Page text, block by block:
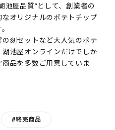
池屋品質”として、創業者の
オリジナルのポテトチップ
刻セットなど大人気のポテ
池屋オンラインだけでしか
品を多数ご用意していま
#終売商品